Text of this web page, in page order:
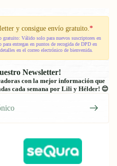
y consigue envío gratuito. *
Válido solo para nuevos suscriptores en
entregas en puntos de recogida de DPD en
en el correo electrónico de bienvenida.
Newsletter!
con la mejor información que
cada semana por Lili y Hélder! 😊